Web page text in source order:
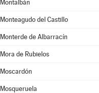
Montalbán
Monteagudo del Castillo
Monterde de Albarracín
Mora de Rubielos
Moscardón
Mosqueruela